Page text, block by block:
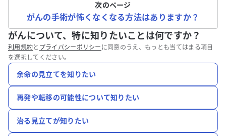
次のページ
がんの手術が怖くなくなる方法はありますか？
がんについて、特に知りたいことは何ですか？
利用規約と プライバシーポリシー に同意のうえ、もっとも当てはまる項目
を選択してください。
余命の見立てを知りたい
再発や転移の可能性について知りたい
治る見立てが知りたい